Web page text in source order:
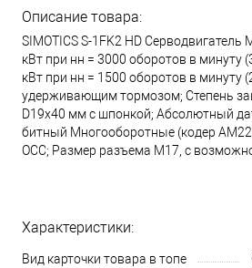
Описание товара:
SIMOTICS S-1FK2 HD
кВт при нн = 3000 оборотов в минуту
кВт при нн = 1500 оборотов в минуту
удерживающим тормозом; Степень
D19x40 мм с шпонкой; Абсолютный
битный Многооборотные (кодер
OCC; Размер разъема М17, с
Характеристики:
Вид карточки товара в топе